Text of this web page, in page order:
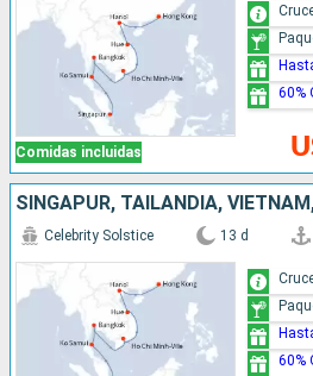
Comidas incluidas
60%
SINGAPUR, TAILANDIA,
Celebrity Solstice 13 d
60%